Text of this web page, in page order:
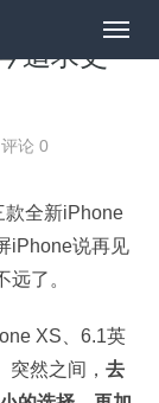
追求史
评论 0
款全新iPhone
iPhone说再见
了。
XS、6.1英
然之间， 去